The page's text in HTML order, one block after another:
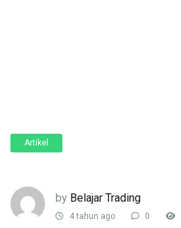
Artikel
by Belajar Trading
4 tahun ago 0